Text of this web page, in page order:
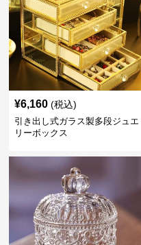
¥6,160 (税込)
引き出し式ガラス製多段ジュエ
リーボックス